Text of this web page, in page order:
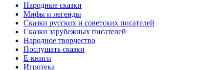
Народные сказки
Мифы и легенды
Сказки русских и советских писателей
Сказки зарубежных писателей
Народное творчество
Послушать сказки
Е-книги
Игротека